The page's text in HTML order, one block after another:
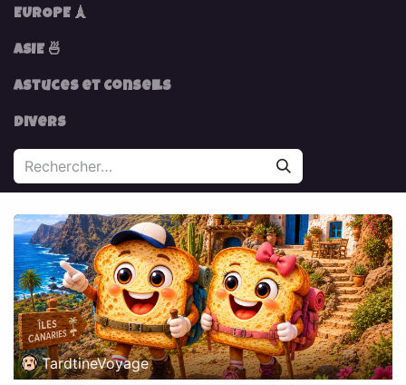
EUROPE 🗼
ASIE 🍜
Astuces et Conseils
Divers
TardtineVoyage